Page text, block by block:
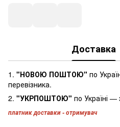
Доставка
1. "НОВОЮ ПОШТОЮ" по
перевізника.
2. "УКРПОШТОЮ" по Україні
платник доставки - отримувач